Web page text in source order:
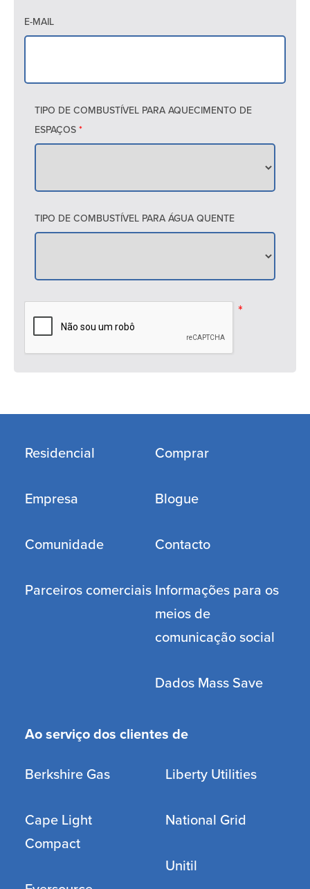
E-MAIL
TIPO DE COMBUSTÍVEL PARA AQUECIMENTO DE
ESPAÇOS *
TIPO DE COMBUSTÍVEL PARA ÁGUA QUENTE
*
Residencial
Empresa
Comunidade
Parceiros comerciais
Comprar
Blogue
Contacto
Informações para os
meios de
comunicação social
Dados Mass Save
Ao serviço dos clientes de
Berkshire Gas
Cape Light
Compact
Liberty Utilities
National Grid
Unitil